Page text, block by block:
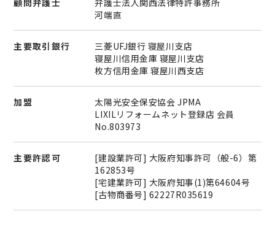
顧問弁護士
弁護士法人関西法律特許事務所
河端直
主要取引銀行
三菱UFJ銀行 寝屋川支店
寝屋川信用金庫 寝屋川支店
枚方信用金庫 寝屋川西支店
加盟
太陽光安全保安協会 JPMA
LIXILリフォームネット登録店 会員
No.803973
主要許認可
[建設業許可] 大阪府知事許可（般-6）第
162853号
[宅建業許可] 大阪府知事(1)第64604号
[古物商番号] 62227R035619